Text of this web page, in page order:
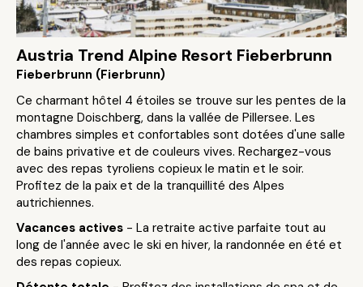
Austria Trend Alpine Resort Fieberbrunn
Fieberbrunn (Fierbrunn)
Ce charmant hôtel 4 étoiles se trouve sur les pentes de la
montagne Doischberg, dans la vallée de Pillersee. Les
chambres simples et confortables sont dotées d'une salle
de bains privative et de couleurs vives. Rechargez-vous
avec des repas tyroliens copieux le matin et le soir.
Profitez de la paix et de la tranquillité des Alpes
autrichiennes.
Vacances actives - La retraite active parfaite tout au
long de l'année avec le ski en hiver, la randonnée en été et
des repas copieux.